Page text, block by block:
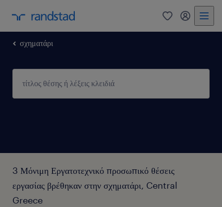
0 my
σχηματάρι
3 Μόνιμη Εργατοτεχνικό προσωπικό θέσεις
εργασίας βρέθηκαν στην σχηματάρι, Central
Greece